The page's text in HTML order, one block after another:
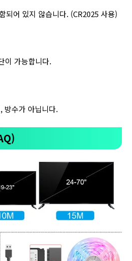
되어 있지 않습니다. (CR2025 사용)
이 가능합니다.
방수가 아닙니다.